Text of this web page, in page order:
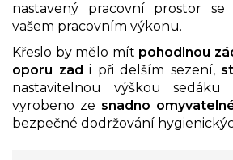
nastavený pracovní prostor
vašem pracovním výkonu.
Křeslo by mělo mít pohodlnou
oporu zad i při delším sezení,
nastavitelnou výškou
vyrobeno ze snadno
bezpečné dodržování